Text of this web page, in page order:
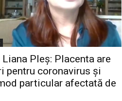
Liana Pleș: Placenta are
pentru coronavirus și
particular afectată de